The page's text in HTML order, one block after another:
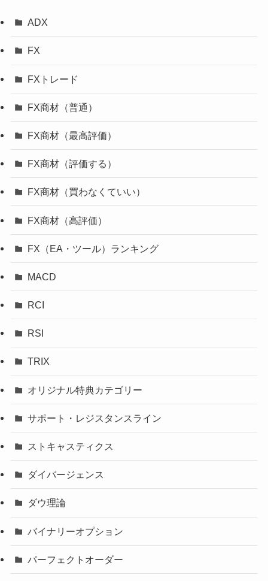
ADX
FX
FXトレード
FX商材（普通）
FX商材（最高評価）
FX商材（評価する）
FX商材（買わなくていい）
FX商材（高評価）
FX（EA・ツール）ランキング
MACD
RCI
RSI
TRIX
オリジナル特典カテゴリー
サポート・レジスタンスライン
ストキャスティクス
ダイバージェンス
ダウ理論
バイナリーオプション
パーフェクトオーダー